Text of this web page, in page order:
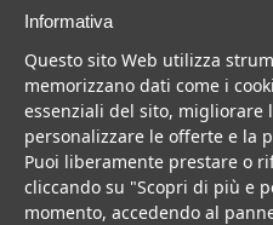
Calabria > Cassano allo Ionio
80 Camere
Hotel 4 stelle in Calabria, con
vacanza divertente per tutta la
Villaggio Hotel
Informativa
Questo sito Web utilizza
memorizzano dati come i
essenziali del sito, migliorare
personalizzare le offerte e la
Puoi liberamente prestare o
cliccando su "Scopri di più e
momento, accedendo al